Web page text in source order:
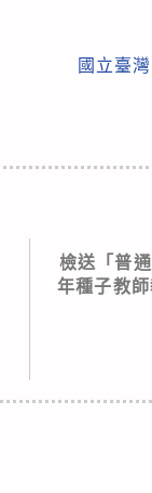
國立臺
檢送「普
年種子教